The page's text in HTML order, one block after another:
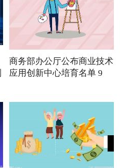
商务部办公厅公布商业技术
应用创新中心培育名单 9